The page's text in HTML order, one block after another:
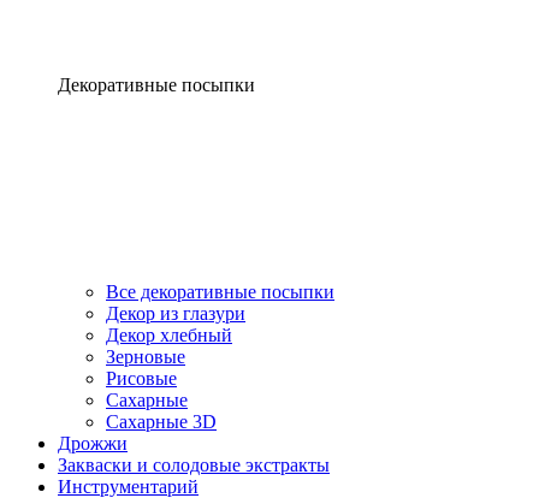
Декоративные посыпки
Все декоративные посыпки
Декор из глазури
Декор хлебный
Зерновые
Рисовые
Сахарные
Сахарные 3D
Дрожжи
Закваски и солодовые экстракты
Инструментарий